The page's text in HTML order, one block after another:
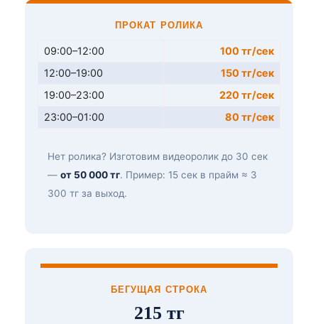
ПРОКАТ РОЛИКА
09:00–12:00
100 тг/сек
12:00–19:00
150 тг/сек
19:00–23:00
220 тг/сек
23:00–01:00
80 тг/сек
Нет ролика? Изготовим видеоролик до 30 сек
— от 50 000 тг. Пример: 15 сек в прайм ≈ 3
300 тг за выход.
БЕГУЩАЯ СТРОКА
215 тг